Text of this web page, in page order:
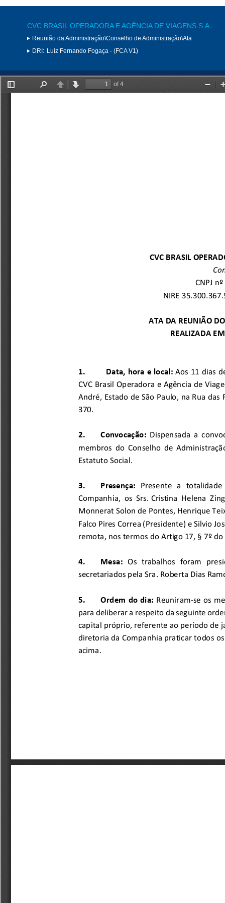
CVC BRASIL OPERADORA E AGÊNCIA DE VIAGENS S.A.
Reunião da Administração\Conselho de Administração\Ata
DRI: Luiz Fernando Fogaça - (FCA V1)